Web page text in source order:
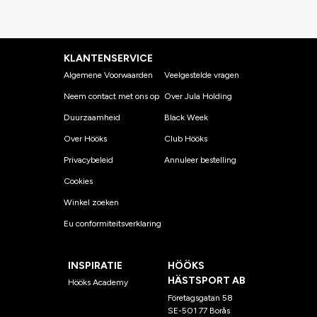
KLANTENSERVICE
Algemene Voorwaarden
Neem contact met ons op
Duurzaamheid
Over Hööks
Privacybeleid
Cookies
Winkel zoeken
Eu conformiteitsverklaring
Veelgestelde vragen
Over Jula Holding
Black Week
Club Hööks
Annuleer bestelling
INSPIRATIE
Hööks Academy
HÖÖKS
HÄSTSPORT AB
Företagsgatan 58
SE-501 77 Borås